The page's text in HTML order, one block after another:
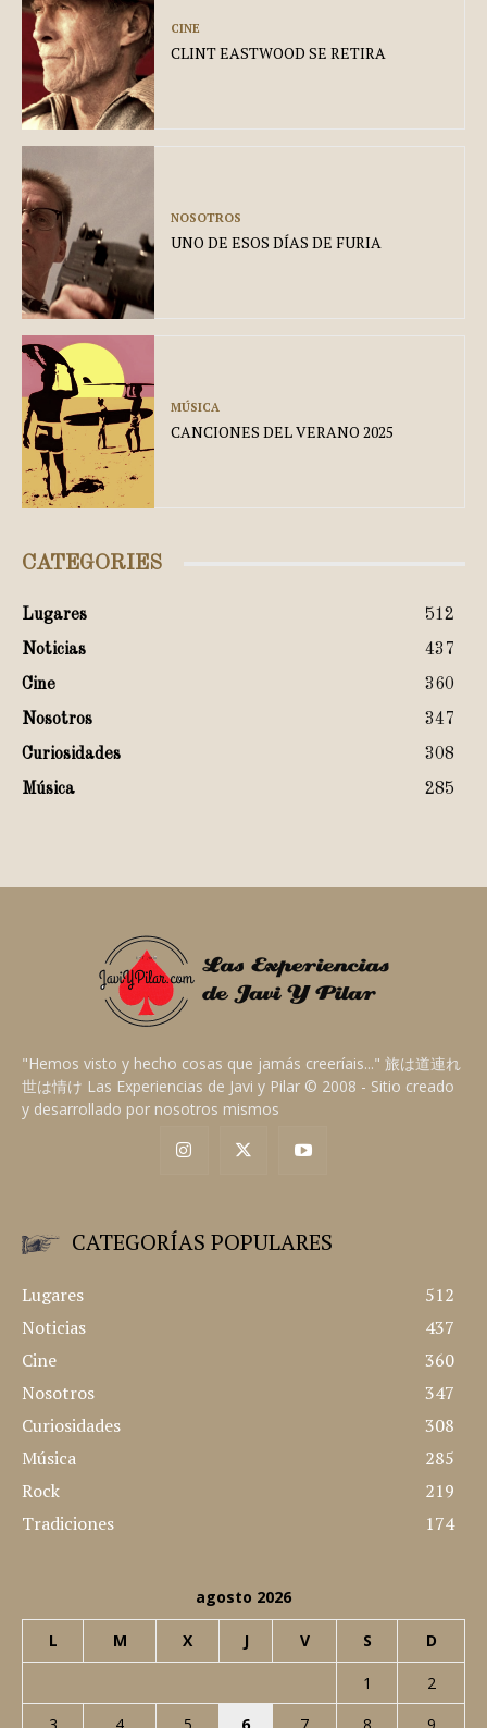
CINE
CLINT EASTWOOD SE RETIRA
NOSOTROS
UNO DE ESOS DÍAS DE FURIA
MÚSICA
CANCIONES DEL VERANO 2025
CATEGORIES
Lugares
512
Noticias
437
Cine
360
Nosotros
347
Curiosidades
308
Música
285
"Hemos visto y hecho cosas que jamás creeríais..." 旅は道連れ
世は情け Las Experiencias de Javi y Pilar © 2008 - Sitio creado
y desarrollado por nosotros mismos
CATEGORÍAS POPULARES
Lugares
512
Noticias
437
Cine
360
Nosotros
347
Curiosidades
308
Música
285
Rock
219
Tradiciones
174
agosto 2026
L M X J V S D
1
2